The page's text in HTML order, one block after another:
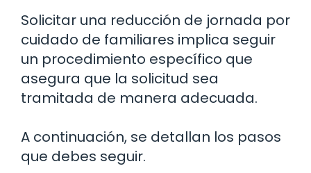
Solicitar una reducción de jornada por
cuidado de familiares implica seguir
un procedimiento específico que
asegura que la solicitud sea
tramitada de manera adecuada.
A continuación, se detallan los pasos
que debes seguir.